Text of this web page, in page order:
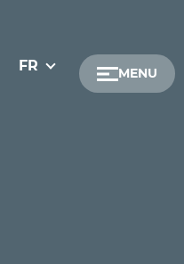
FR MENU